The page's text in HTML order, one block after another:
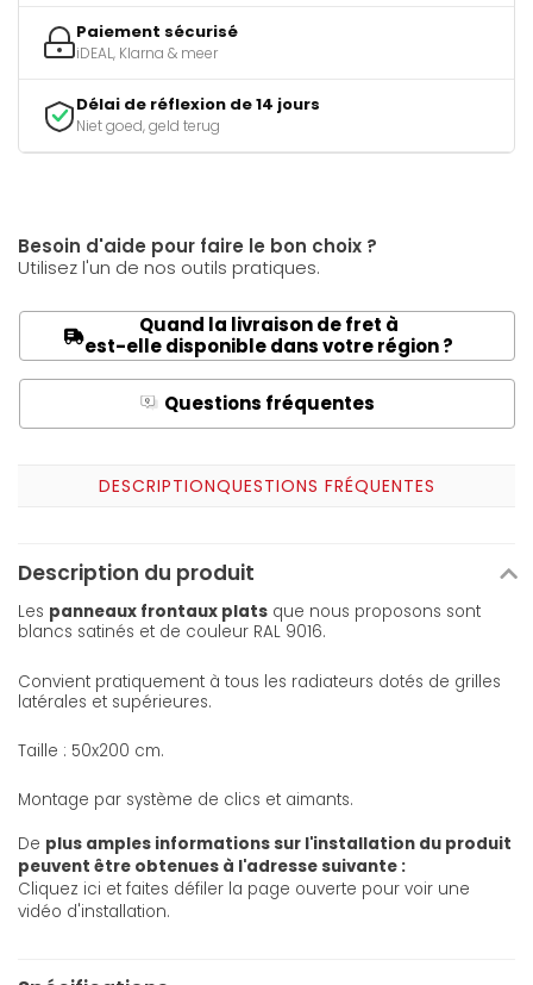
Paiement sécurisé
iDEAL, Klarna & meer
Délai de réflexion de 14 jours
Niet goed, geld terug
Besoin d'aide pour faire le bon choix ?
Utilisez l'un de nos outils pratiques.
Quand la livraison de fret à
est-elle disponible dans votre région ?
Q Questions fréquentes
DESCRIPTIONQUESTIONS FRÉQUENTES
Description du produit
Les panneaux frontaux plats que nous proposons sont
blancs satinés et de couleur RAL 9016.
Convient pratiquement à tous les radiateurs dotés de grilles
latérales et supérieures.
Taille : 50x200 cm.
Montage par système de clics et aimants.
De plus amples informations sur l'installation du produit
peuvent être obtenues à l'adresse suivante :
Cliquez ici et faites défiler la page ouverte pour voir une
vidéo d'installation.